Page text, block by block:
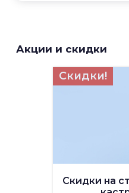
Акции и скидки
Скидки!
Скидки на